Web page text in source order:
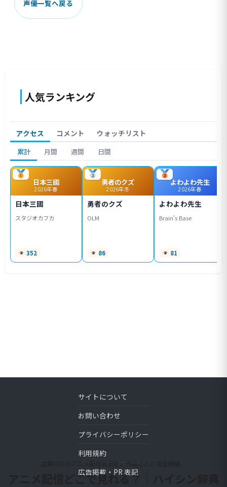
声優一覧へ戻る
人気ランキング
アクセス コメント ウォッチリスト
累計 月間 週間 日間
日本三國
2026年春
日本三國
スタジオカフカ
352
勇者のクズ
2026年冬
勇者のクズ
OLM
86
よわよわ先生
2026年春
よわよわ先生
Brain's Base
81
主要VODのアニメ配信状況を、作品ごとに完全網羅。
アニメ配信どこで見れる？｜ハイシン辞典
サイトについて
お問い合わせ
プライバシーポリシー
利用規約
広告掲載・PR 表記